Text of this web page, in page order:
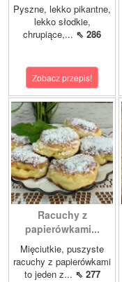
Pyszne, lekko pikantne,
lekko słodkie,
chrupiące,... ⇖ 286
Zobacz przepis!
Racuchy z
papierówkami...
Mięciutkie, puszyste
racuchy z papierówkami
to jeden z... ⇖ 277